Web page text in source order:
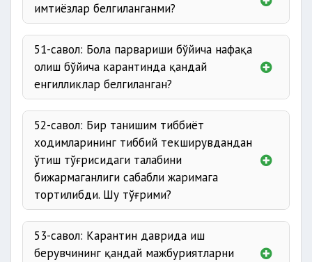
имтиёзлар белгиланганми?
51-савол: Бола парвариши бўйича нафақа
олиш бўйича карантинда қандай
енгилликлар белгиланган?
52-савол: Бир танишим тиббиёт
ходимларининг тиббий текширувдандан
ўтиш тўғрисидаги талабини
бижармаганлиги сабабли жаримага
тортилибди. Шу тўғрими?
53-савол: Карантин даврида иш
берувчининг қандай мажбуриятларни